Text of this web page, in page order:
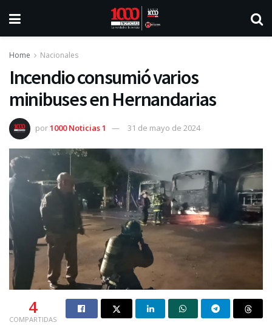
Home Nacionales
Incendio consumió varios
minibuses en Hernandarias
por1000 Noticias 1 31 de mayo de 2024
4
COMPARTIDAS